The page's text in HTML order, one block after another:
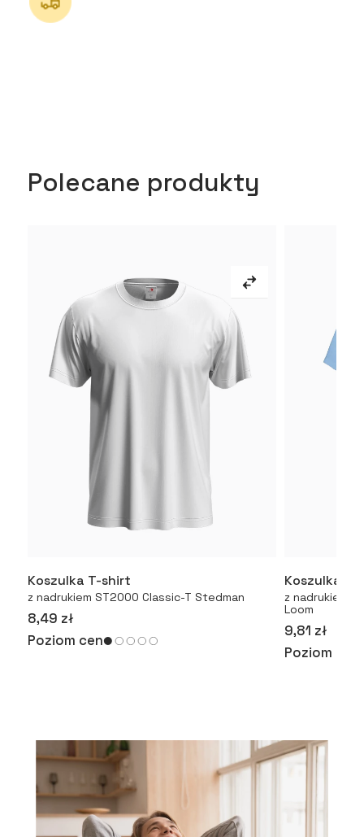
Polecane produkty
Koszulka T-shirt
z nadrukiem ST2000 Classic-T Stedman
8,49 zł
Poziom cen
Koszulka
z nadrukiem
Loom
9,81 zł
Poziom cen